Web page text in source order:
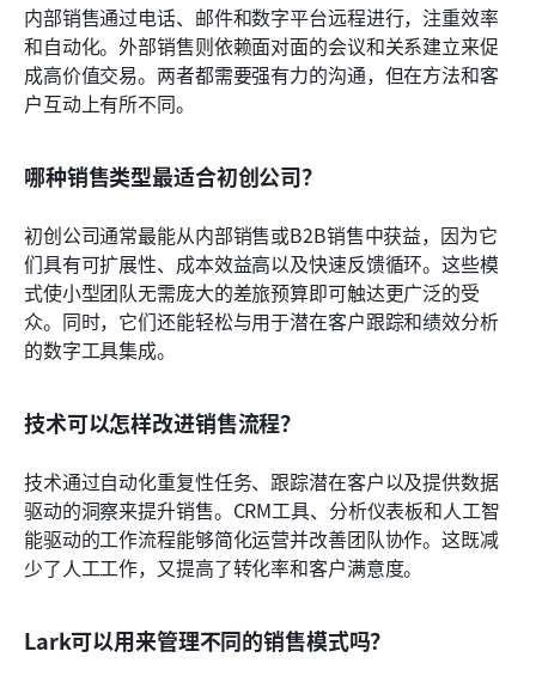
内部销售通过电话、邮件和数字平台远程进行，注重效率
和自动化。外部销售则依赖面对面的会议和关系建立来促
成高价值交易。两者都需要强有力的沟通，但在方法和客
户互动上有所不同。
哪种销售类型最适合初创公司？
初创公司通常最能从内部销售或B2B销售中获益，因为它
们具有可扩展性、成本效益高以及快速反馈循环。这些模
式使小型团队无需庞大的差旅预算即可触达更广泛的受
众。同时，它们还能轻松与用于潜在客户跟踪和绩效分析
的数字工具集成。
技术可以怎样改进销售流程？
技术通过自动化重复性任务、跟踪潜在客户以及提供数据
驱动的洞察来提升销售。CRM工具、分析仪表板和人工智
能驱动的工作流程能够简化运营并改善团队协作。这既减
少了人工工作，又提高了转化率和客户满意度。
Lark可以用来管理不同的销售模式吗？